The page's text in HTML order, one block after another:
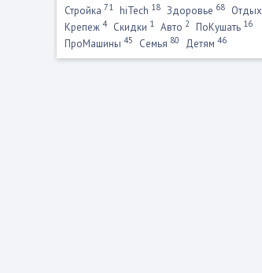
Стройка 71 hiTech 18 Здоровье 68 Отдых
Крепеж 4 Скидки 1 Авто 2 ПоКушать 16
ПроМашины 45 Семья 80 Детям 46